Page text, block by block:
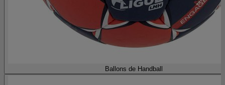
Ballons de Handball